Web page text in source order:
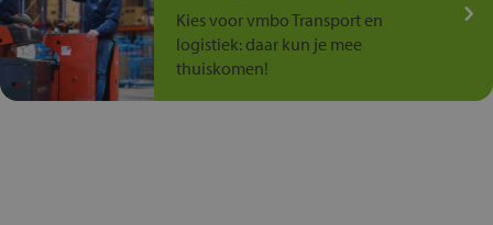
Kies voor vmbo Transport en
logistiek: daar kun je mee
thuiskomen!